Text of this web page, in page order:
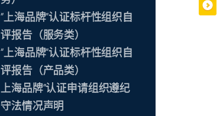
“上海品牌”认证标杆性组织自
评报告（服务类）
“上海品牌”认证标杆性组织自
评报告（产品类）
上海品牌”认证申请组织遵纪
守法情况声明